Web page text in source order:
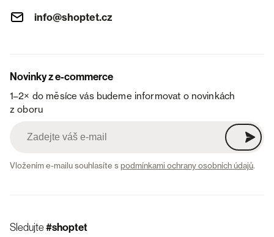
info@shoptet.cz
Novinky z e-commerce
1–2× do měsíce vás budeme informovat o novinkách
z oboru
Vložením e-mailu souhlasíte spodmínkami ochrany osobních údajů.
Sledujte#shoptet